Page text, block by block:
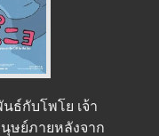
ธ์กับโพโย เจ้า
ษย์ภายหลังจาก